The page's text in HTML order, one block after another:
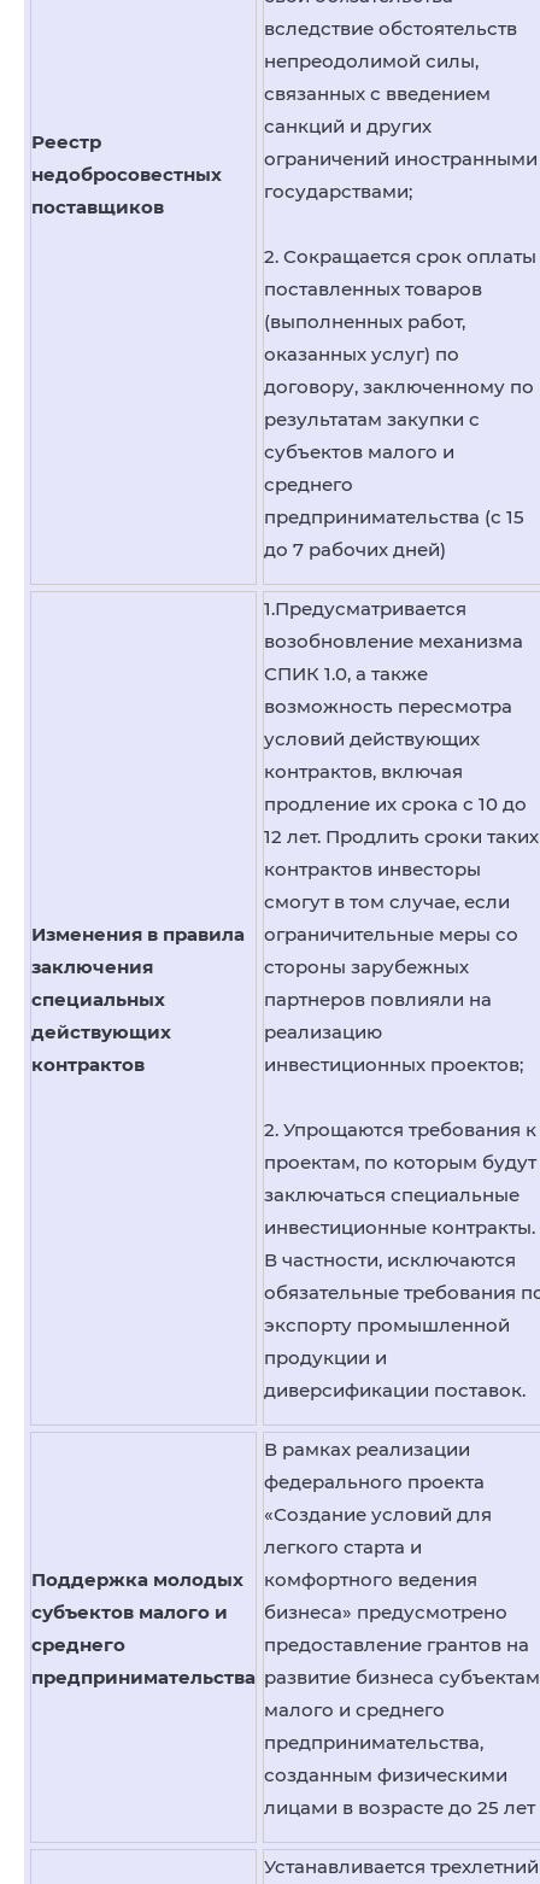
Реестр
недобросовестных
поставщиков
вследствие обстоятельств
непреодолимой силы,
связанных с введением
санкций и других
ограничений иностранными
государствами;
2. Сокращается срок оплаты
поставленных товаров
(выполненных работ,
оказанных услуг) по
договору, заключенному по
результатам закупки с
субъектов малого и
среднего
предпринимательства (с 15
до 7 рабочих дней)
Изменения в правила
заключения
специальных
действующих
контрактов
1.Предусматривается
возобновление механизма
СПИК 1.0, а также
возможность пересмотра
условий действующих
контрактов, включая
продление их срока с 10 до
12 лет. Продлить сроки таких
контрактов инвесторы
смогут в том случае, если
ограничительные меры со
стороны зарубежных
партнеров повлияли на
реализацию
инвестиционных проектов;
2. Упрощаются требования к
проектам, по которым будут
заключаться специальные
инвестиционные контракты.
В частности, исключаются
обязательные требования
экспорту промышленной
продукции и
диверсификации поставок.
Поддержка молодых
субъектов малого и
среднего
предпринимательства
В рамках реализации
федерального проекта
«Создание условий для
легкого старта и
комфортного ведения
бизнеса» предусмотрено
предоставление грантов на
развитие бизнеса субъектам
малого и среднего
предпринимательства,
созданным физическими
лицами в возрасте до 25 лет
Устанавливается трехлетний